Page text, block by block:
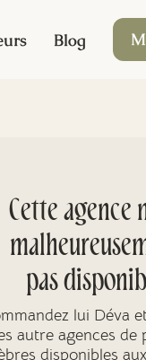
Blog
Cette agence
pas
lui Déva
autre agences de
disponibles